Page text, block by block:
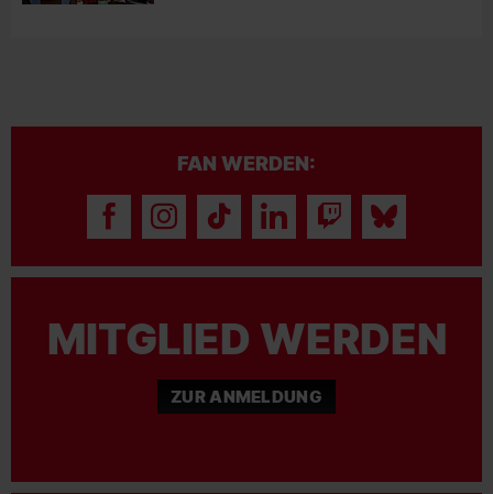
FAN WERDEN:
MITGLIED WERDEN
ZUR ANMELDUNG